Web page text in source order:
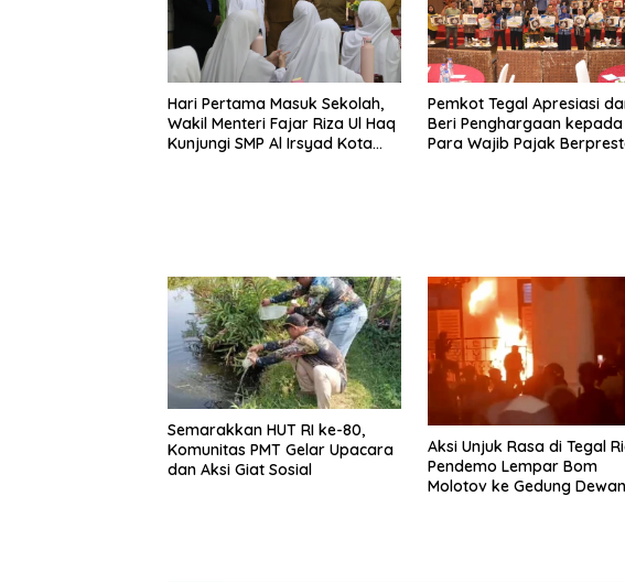
Hari Pertama Masuk Sekolah,
Wakil Menteri Fajar Riza Ul Haq
Kunjungi SMP Al Irsyad Kota
Pemkot Tegal Apresiasi
Beri Penghargaan kepada
Para Wajib Pajak
Semarakkan HUT RI ke-80,
Komunitas PMT Gelar Upacara
dan Aksi Giat Sosial
Aksi Unjuk Rasa di Tegal
Pendemo Lempar Bom
Molotov ke Gedung Dewan